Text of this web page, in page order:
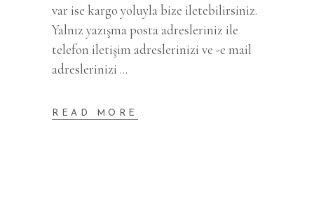
var ise kargo yoluyla bize iletebilirsiniz.
Yalnız yazışma posta adresleriniz ile
telefon iletişim adreslerinizi ve -e mail
adreslerinizi
READ MORE